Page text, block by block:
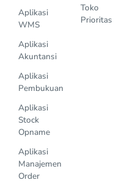
Aplikasi
WMS
Aplikasi
Akuntansi
Aplikasi
Pembukuan
Aplikasi
Stock
Opname
Aplikasi
Manajemen
Order
Toko
Prioritas